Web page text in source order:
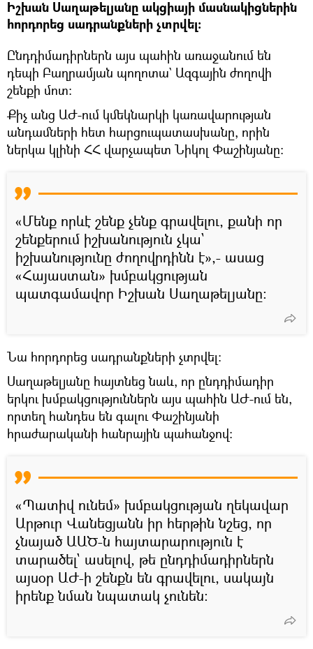
Իշխան Սաղաթելյանը ակցիայի մասնակիցներին
հորդորեց սադրանքների չտրվել։
Ընդդիմադիրներն այս պահին առաջանում են
դեպի Բաղրամյան պողոտա` Ազգային ժողովի
շենքի մոտ։
Քիչ անց ԱԺ-ում կմեկնարկի կառավարության
անդամների հետ հարցուպատասխանը, որին
ներկա կլինի ՀՀ վարչապետ Նիկոլ Փաշինյանը։
«Մենք որևէ շենք չենք գրավելու, քանի որ
շենքերում իշխանություն չկա`
իշխանությունը ժողովրդինն է»,- ասաց
«Հայաստան» խմբակցության
պատգամավոր Իշխան Սաղաթելյանը։
Նա հորդորեց սադրանքների չտրվել։
Սաղաթելյանը հայտնեց նաև, որ ընդդիմադիր
երկու խմբակցություններն այս պահին ԱԺ-ում են,
որտեղ հանդես են գալու Փաշինյանի
հրաժարականի հանրային պահանջով։
«Պատիվ ունեմ» խմբակցության ղեկավար
Արթուր Վանեցյանն իր հերթին նշեց, որ
չնայած ԱԱԾ-ն հայտարարություն է
տարածել` ասելով, թե ընդդիմադիրներն
այսօր ԱԺ-ի շենքն են գրավելու, սակայն
իրենք նման նպատակ չունեն։